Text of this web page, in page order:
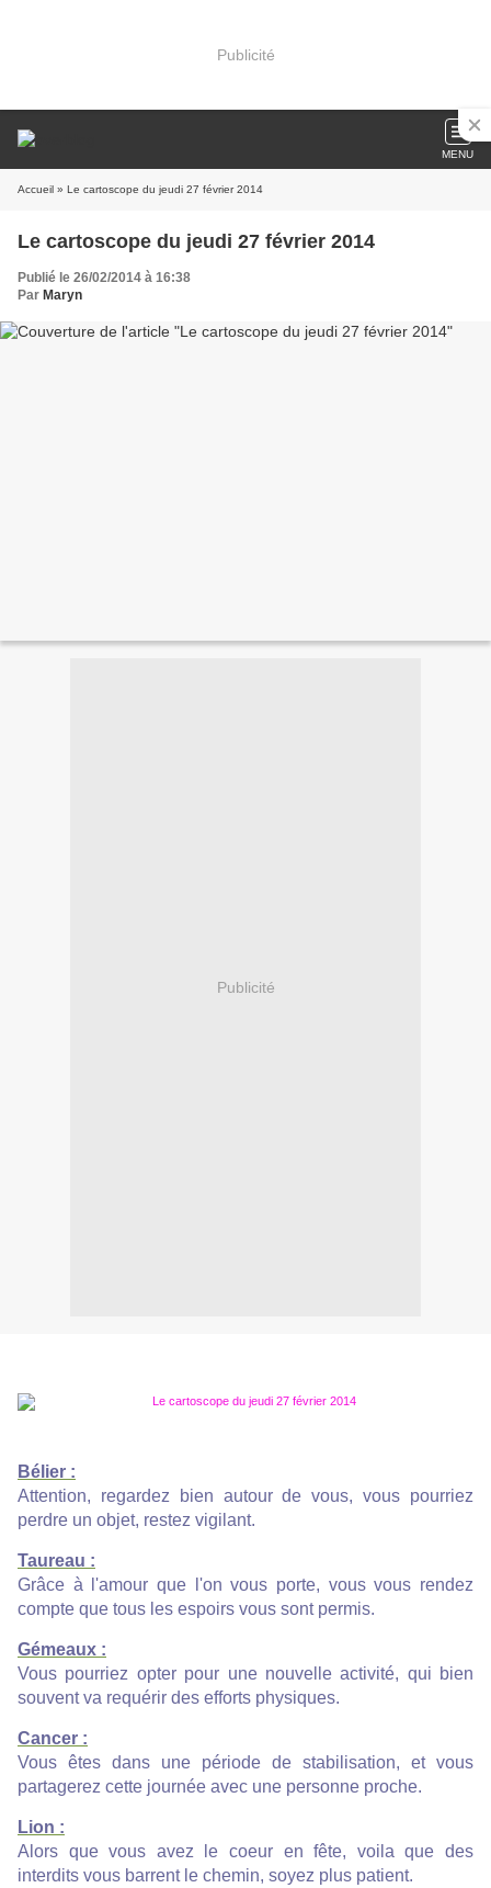
Publicité
MENU
Accueil » Le cartoscope du jeudi 27 février 2014
Le cartoscope du jeudi 27 février 2014
Publié le 26/02/2014 à 16:38
Par Maryn
Publicité
Bélier :
Attention, regardez bien autour de vous, vous pourriez
perdre un objet, restez vigilant.
Taureau :
Grâce à l'amour que l'on vous porte, vous vous rendez
compte que tous les espoirs vous sont permis.
Gémeaux :
Vous pourriez opter pour une nouvelle activité, qui bien
souvent va requérir des efforts physiques.
Cancer :
Vous êtes dans une période de stabilisation, et vous
partagerez cette journée avec une personne proche.
Lion :
Alors que vous avez le coeur en fête, voila que des
interdits vous barrent le chemin, soyez plus patient.